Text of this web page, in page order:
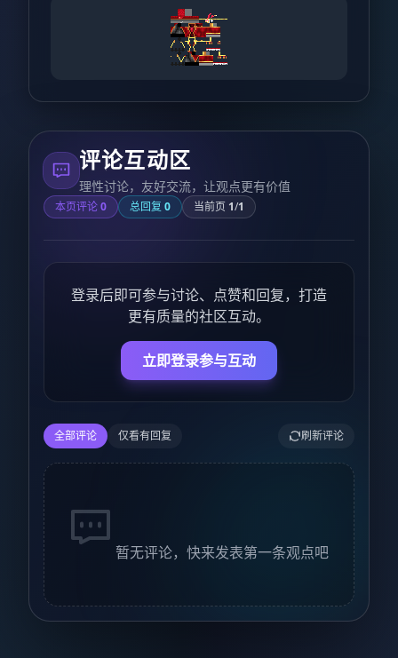
评论互动区
理性讨论，友好交流，让观点更有价值
本页评论0 总回复 0 当前页 1/1
登录后即可参与讨论、点赞和回复，打造
更有质量的社区互动。
立即登录参与互动
全部评论 仅看有回复 刷新评论
暂无评论，快来发表第一条观点吧